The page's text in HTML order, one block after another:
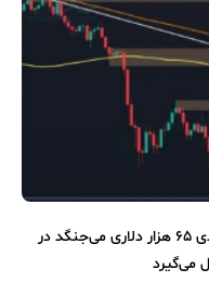
تحلیل قیمت بیت کوین: BTC با مانع کلیدی ۶۵ هزار دلاری می‌جنگد در
می‌گیرد